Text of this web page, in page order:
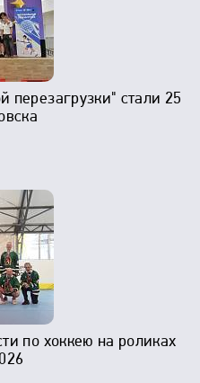
перезагрузки" стали 25
по хоккею на роликах